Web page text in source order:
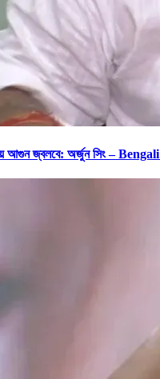
আগুন জ্বলবে: অর্জুন সিং –